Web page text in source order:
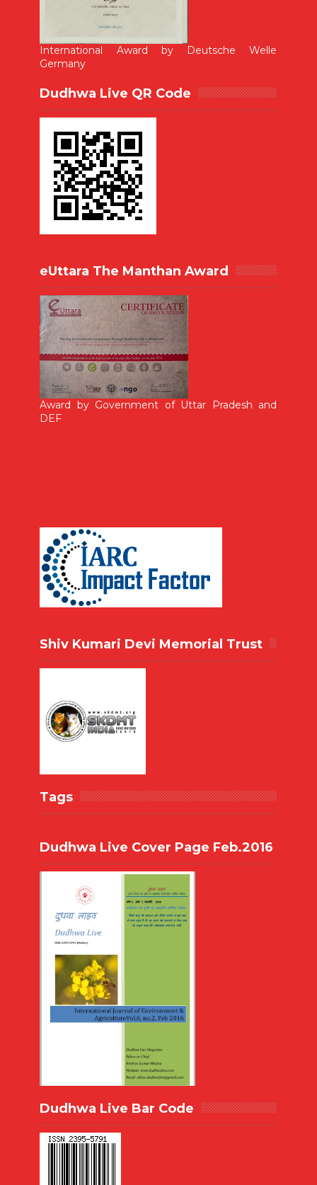
International Award by Deutsche Welle
Germany
Dudhwa Live QR Code
eUttara The Manthan Award
Award by Government of Uttar Pradesh and
DEF
Shiv Kumari Devi Memorial Trust
Tags
Dudhwa Live Cover Page Feb.2016
Dudhwa Live Bar Code